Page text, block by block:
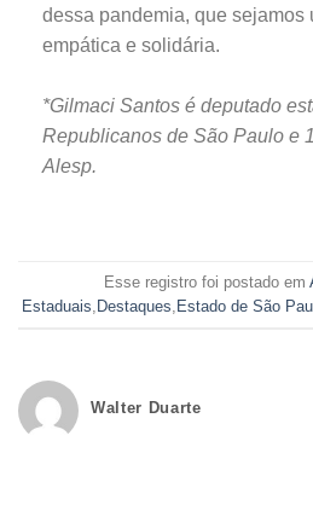
dessa pandemia, que sejamos
empática e solidária.
*Gilmaci Santos é deputado
Republicanos de São Paulo e
Alesp.
Esse registro foi postado em
Estaduais Destaques Estado de São
Walter Duarte